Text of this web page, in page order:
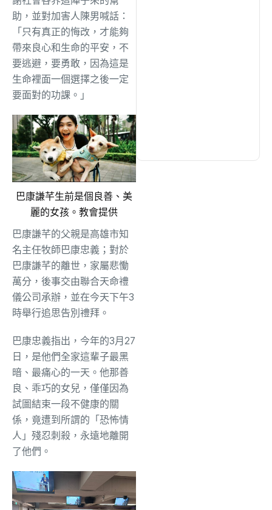
助，並對加害人陳男喊話：
「只有真正的悔改，才能夠
帶來良心和生命的平安，不
要逃避，要勇敢，因為這是
生命裡面一個選擇之後一定
要面對的功課。」
巴康謙芊生前是個良善、美
麗的女孩。教會提供
巴康謙芊的父親是高雄市知
名主任牧師巴康忠義；對於
巴康謙芊的離世，家屬悲慟
萬分，後事交由聯合天命禮
儀公司承辦，並在今天下午3
時舉行追思告別禮拜。
巴康忠義指出，今年的3月27
日，是他們全家這輩子最黑
暗、最痛心的一天。他那善
良、乖巧的女兒，僅僅因為
試圖結束一段不健康的關
係，竟遭到所謂的「恐怖情
人」殘忍刺殺，永遠地離開
了他們。